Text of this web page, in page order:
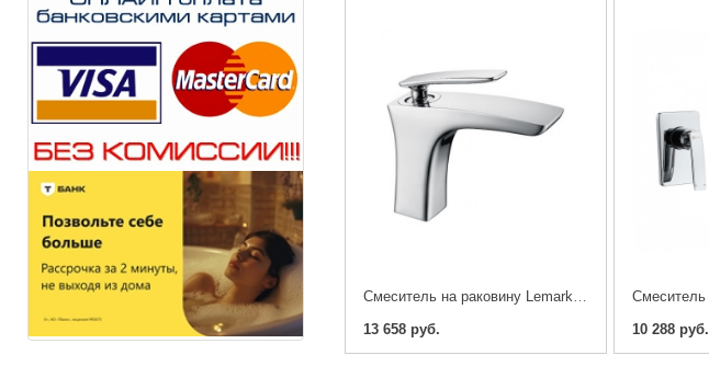
Cмеситель на раковину Lemark Bellario LM6806C
13 658 руб.
10 288 руб.